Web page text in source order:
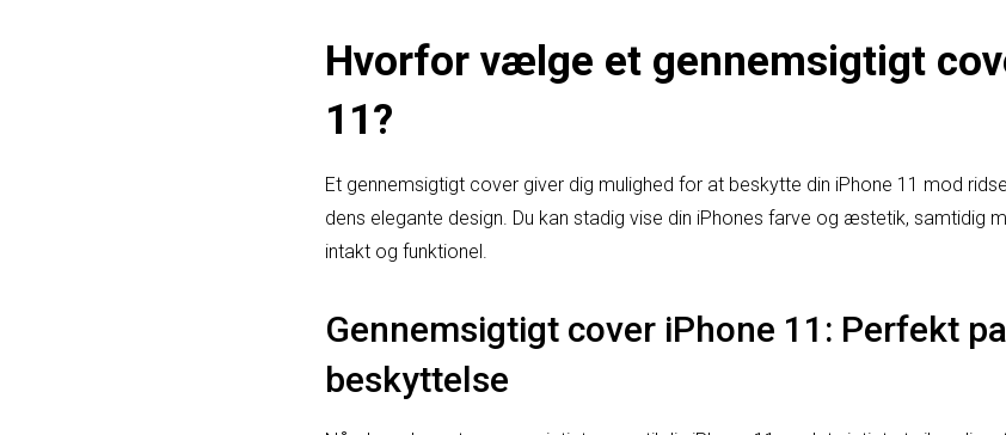
Hvorfor vælge et gennemsigtigt
11?
Et gennemsigtigt cover giver dig mulighed for at beskytte din iPhone 11 mod
dens elegante design. Du kan stadig vise din iPhones farve og æstetik, samtidig
intakt og funktionel.
Gennemsigtigt cover iPhone 11: Perfekt
beskyttelse